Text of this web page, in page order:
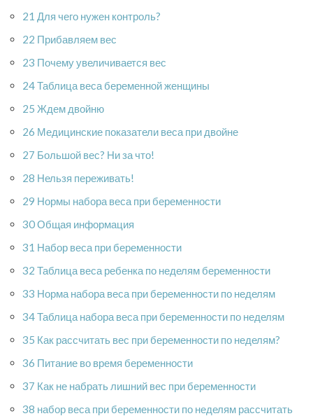
21 Для чего нужен контроль?
22 Прибавляем вес
23 Почему увеличивается вес
24 Таблица веса беременной женщины
25 Ждем двойню
26 Медицинские показатели веса при двойне
27 Большой вес? Ни за что!
28 Нельзя переживать!
29 Нормы набора веса при беременности
30 Общая информация
31 Набор веса при беременности
32 Таблица веса ребенка по неделям беременности
33 Норма набора веса при беременности по неделям
34 Таблица набора веса при беременности по неделям
35 Как рассчитать вес при беременности по неделям?
36 Питание во время беременности
37 Как не набрать лишний вес при беременности
38 набор веса при беременности по неделям рассчитать